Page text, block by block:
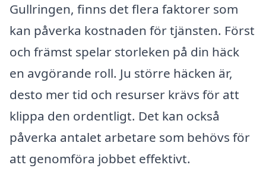
Gullringen, finns det flera faktorer som
kan påverka kostnaden för tjänsten. Först
och främst spelar storleken på din häck
en avgörande roll. Ju större häcken är,
desto mer tid och resurser krävs för att
klippa den ordentligt. Det kan också
påverka antalet arbetare som behövs för
att genomföra jobbet effektivt.